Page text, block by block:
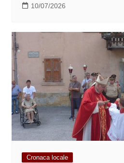
10/07/2026
Cronaca locale